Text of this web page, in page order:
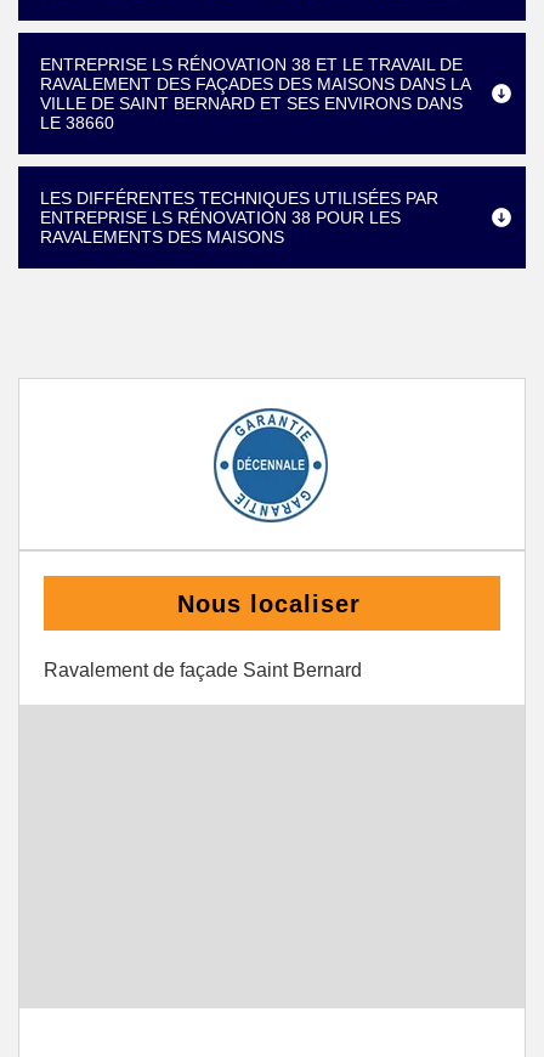
ENTREPRISE LS RÉNOVATION 38 ET LE TRAVAIL DE
RAVALEMENT DES FAÇADES DES MAISONS DANS LA
VILLE DE SAINT BERNARD ET SES ENVIRONS DANS
LE 38660
LES DIFFÉRENTES TECHNIQUES UTILISÉES PAR
ENTREPRISE LS RÉNOVATION 38 POUR LES
RAVALEMENTS DES MAISONS
Nous localiser
Ravalement de façade Saint Bernard